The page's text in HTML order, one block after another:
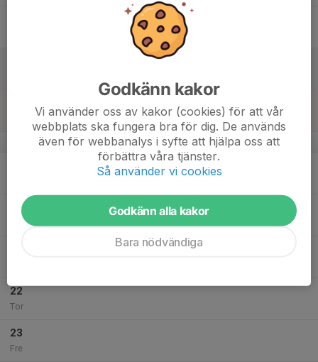
v.43
20
22
Tor
23
Fre
Godkänn kakor
Vi använder oss av kakor (cookies) för att vår
webbplats ska fungera bra för dig. De används
även för webbanalys i syfte att hjälpa oss att
förbättra våra tjänster.
Så använder vi cookies
Godkänn alla kakor
Bara nödvändiga